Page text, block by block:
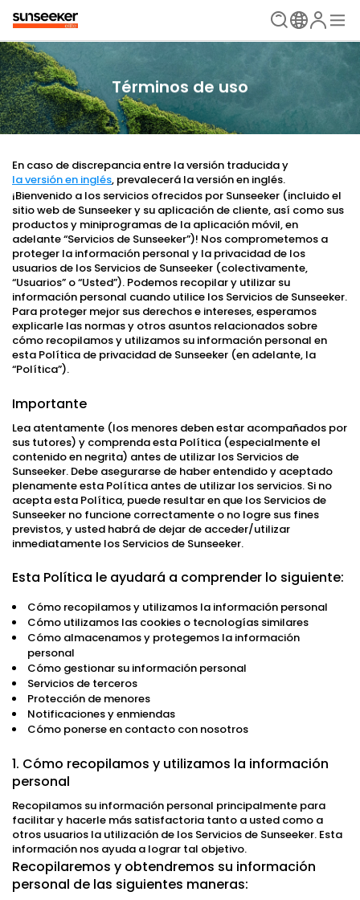
Términos de uso
En caso de discrepancia entre la versión traducida y
la versión en inglés, prevalecerá la versión en inglés.
¡Bienvenido a los servicios ofrecidos por Sunseeker (incluido el
sitio web de Sunseeker y su aplicación de cliente, así como sus
productos y miniprogramas de la aplicación móvil, en
adelante “Servicios de Sunseeker”)! Nos comprometemos a
proteger la información personal y la privacidad de los
usuarios de los Servicios de Sunseeker (colectivamente,
“Usuarios” o “Usted”). Podemos recopilar y utilizar su
información personal cuando utilice los Servicios de Sunseeker.
Para proteger mejor sus derechos e intereses, esperamos
explicarle las normas y otros asuntos relacionados sobre
cómo recopilamos y utilizamos su información personal en
esta Política de privacidad de Sunseeker (en adelante, la
“Política”).
Importante
Lea atentamente (los menores deben estar acompañados por
sus tutores) y comprenda esta Política (especialmente el
contenido en negrita) antes de utilizar los Servicios de
Sunseeker. Debe asegurarse de haber entendido y aceptado
plenamente esta Política antes de utilizar los servicios. Si no
acepta esta Política, puede resultar en que los Servicios de
Sunseeker no funcione correctamente o no logre sus fines
previstos, y usted habrá de dejar de acceder/utilizar
inmediatamente los Servicios de Sunseeker.
Esta Política le ayudará a comprender lo siguiente:
Cómo recopilamos y utilizamos la información personal
Cómo utilizamos las cookies o tecnologías similares
Cómo almacenamos y protegemos la información
personal
Cómo gestionar su información personal
Servicios de terceros
Protección de menores
Notificaciones y enmiendas
Cómo ponerse en contacto con nosotros
1. Cómo recopilamos y utilizamos la información
personal
Recopilamos su información personal principalmente para
facilitar y hacerle más satisfactoria tanto a usted como a
otros usuarios la utilización de los Servicios de Sunseeker. Esta
información nos ayuda a lograr tal objetivo.
Recopilaremos y obtendremos su información
personal de las siguientes maneras: